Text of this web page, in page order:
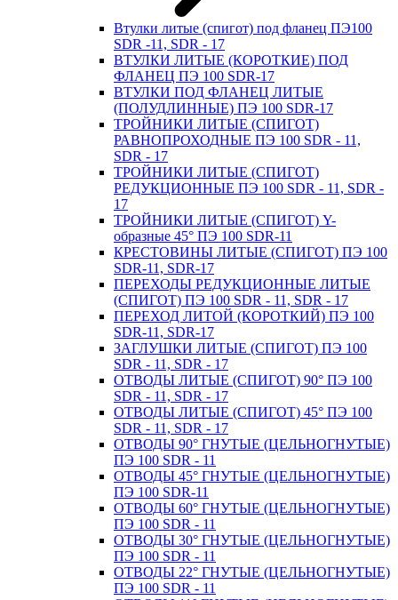
Втулки литые (спигот) под фланец ПЭ100
SDR -11, SDR - 17
ВТУЛКИ ЛИТЫЕ (КОРОТКИЕ) ПОД
ФЛАНЕЦ ПЭ 100 SDR-17
ВТУЛКИ ПОД ФЛАНЕЦ ЛИТЫЕ
(ПОЛУДЛИННЫЕ) ПЭ 100 SDR-17
ТРОЙНИКИ ЛИТЫЕ (СПИГОТ)
РАВНОПРОХОДНЫЕ ПЭ 100 SDR - 11,
SDR - 17
ТРОЙНИКИ ЛИТЫЕ (СПИГОТ)
РЕДУКЦИОННЫЕ ПЭ 100 SDR - 11, SDR -
17
ТРОЙНИКИ ЛИТЫЕ (СПИГОТ) Y-
образные 45° ПЭ 100 SDR-11
КРЕСТОВИНЫ ЛИТЫЕ (СПИГОТ) ПЭ 100
SDR-11, SDR-17
ПЕРЕХОДЫ РЕДУКЦИОННЫЕ ЛИТЫЕ
(СПИГОТ) ПЭ 100 SDR - 11, SDR - 17
ПЕРЕХОД ЛИТОЙ (КОРОТКИЙ) ПЭ 100
SDR-11, SDR-17
ЗАГЛУШКИ ЛИТЫЕ (СПИГОТ) ПЭ 100
SDR - 11, SDR - 17
ОТВОДЫ ЛИТЫЕ (СПИГОТ) 90° ПЭ 100
SDR - 11, SDR - 17
ОТВОДЫ ЛИТЫЕ (СПИГОТ) 45° ПЭ 100
SDR - 11, SDR - 17
ОТВОДЫ 90° ГНУТЫЕ (ЦЕЛЬНОГНУТЫЕ)
ПЭ 100 SDR - 11
ОТВОДЫ 45° ГНУТЫЕ (ЦЕЛЬНОГНУТЫЕ)
ПЭ 100 SDR-11
ОТВОДЫ 60° ГНУТЫЕ (ЦЕЛЬНОГНУТЫЕ)
ПЭ 100 SDR - 11
ОТВОДЫ 30° ГНУТЫЕ (ЦЕЛЬНОГНУТЫЕ)
ПЭ 100 SDR - 11
ОТВОДЫ 22° ГНУТЫЕ (ЦЕЛЬНОГНУТЫЕ)
ПЭ 100 SDR - 11